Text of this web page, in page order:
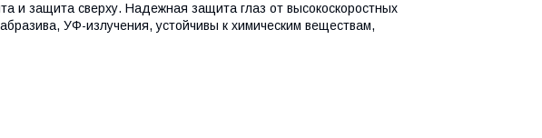
и защита сверху. Надежная защита глаз от высокоскоростных
УФ-излучения, устойчивы к химическим веществам,